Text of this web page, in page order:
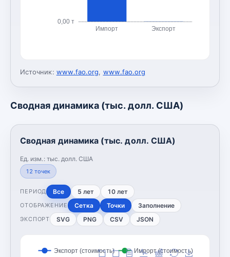
0,00 т
Импорт Экспорт
Источник: www.fao.org, www.fao.org
Сводная динамика (тыс. долл. США)
Сводная динамика (тыс. долл. США)
Ед. изм.: тыс. долл. США
12 точек
ПЕРИОД Все 5 лет 10 лет
ОТОБРАЖЕНИЕ Сетка Точки Заполнение
ЭКСПОРТ SVG PNG CSV JSON
Экспорт (стоимость) Импорт (стоимость)